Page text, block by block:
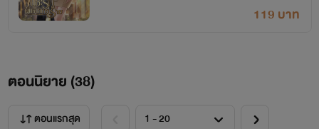
119 บาท
ตอนนิยาย (38)
ตอนแรกสุด